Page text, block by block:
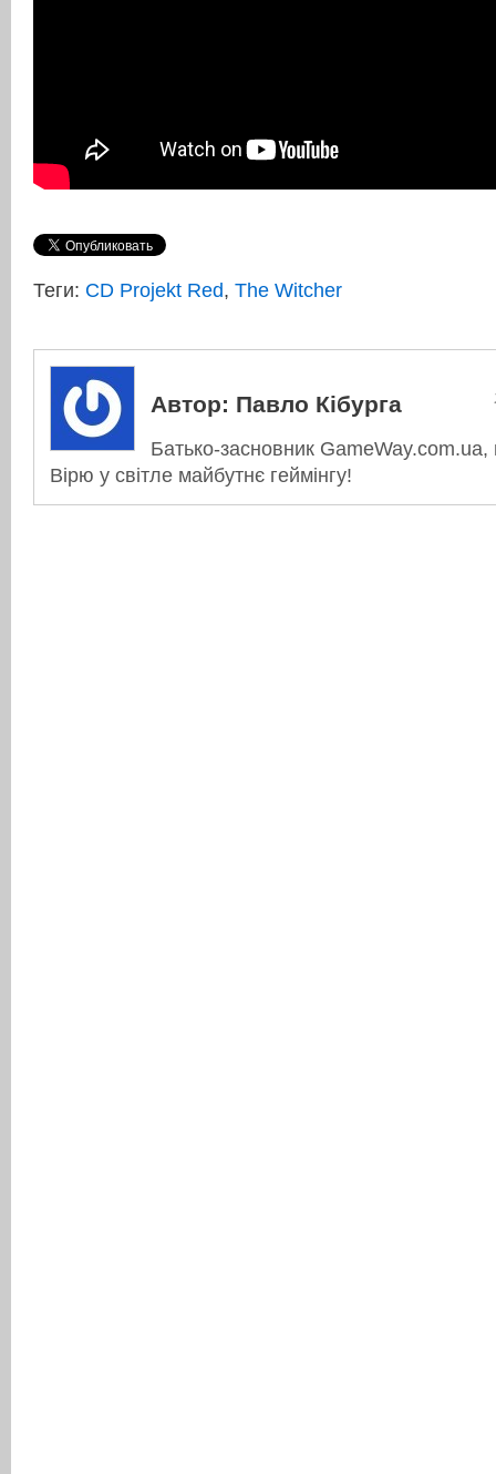
Теги: CD Projekt Red, The Witcher
Автор: Павло Кібурга
Батько-засновник
Вірю у світле майбутнє геймінгу!